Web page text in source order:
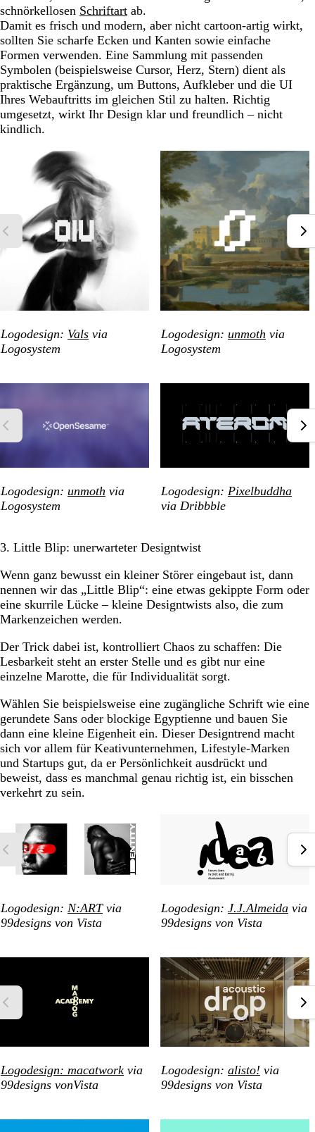
schnörkellosen Schriftart ab.
Damit es frisch und modern, aber nicht cartoon-artig wirkt,
sollten Sie scharfe Ecken und Kanten sowie einfache
Formen verwenden. Eine Sammlung mit passenden
Symbolen (beispielsweise Cursor, Herz, Stern) dient als
praktische Ergänzung, um Buttons, Aufkleber und die UI
Ihres Webauftritts im gleichen Stil zu halten. Richtig
umgesetzt, wirkt Ihr Design klar und freundlich – nicht
kindlich.
Logodesign: Vals via
Logosystem
Logodesign: unmoth via
Logosystem
Logodesign: unmoth via
Logosystem
Logodesign: Pixelbuddha
via Dribbble
3. Little Blip: unerwarteter Designtwist
Wenn ganz bewusst ein kleiner Störer eingebaut ist, dann
nennen wir das „Little Blip“: eine etwas gekippte Form oder
eine skurrile Lücke – kleine Designtwists also, die zum
Markenzeichen werden.
Der Trick dabei ist, kontrolliert Chaos zu schaffen: Die
Lesbarkeit steht an erster Stelle und es gibt nur eine
einzelne Marotte, die für Individualität sorgt.
Wählen Sie beispielsweise eine zugängliche Schrift wie eine
gerundete Sans oder blockige Egyptienne und bauen Sie
dann eine kleine Eigenheit ein. Dieser Designtrend macht
sich vor allem für Keativunternehmen, Lifestyle-Marken
und Startups gut, da er Persönlichkeit ausdrückt und
beweist, dass es manchmal genau richtig ist, ein bisschen
verkehrt zu sein.
Logodesign: N:ARTvia
99designs von Vista
Logodesign: J.J.Almeida via
99designs von Vista
Logodesign: macatwork via
99designs vonVista
Logodesign: alisto! via
99designs von Vista